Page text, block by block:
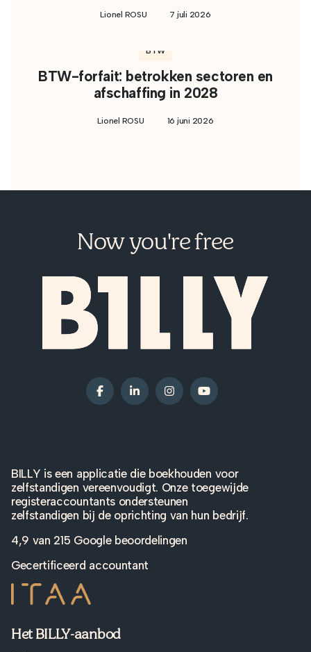
Lionel ROSU 7 juli 2026
BTW
BTW-forfait: betrokken sectoren en
afschaffing in 2028
Lionel ROSU 16 juni 2026
Now you're free
BILLY is een applicatie die boekhouden voor
zelfstandigen vereenvoudigt. Onze toegewijde
registeraccountants ondersteunen
zelfstandigen bij de oprichting van hun bedrijf.
4,9 van 215 Google beoordelingen
Gecertificeerd accountant
Het BILLY-aanbod